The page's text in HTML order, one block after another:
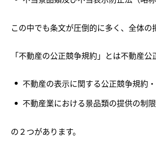
この中でも条文が圧倒的に多く、全体の
「不動産の公正競争規約」とは不動産
不動産の表示に関する公正競争規約
不動産業における景品類の提供の制
の２つがあります。